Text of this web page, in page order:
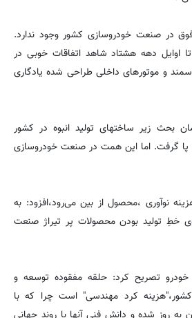
فوق در صنعت خودروسازی کشور وجود ندارد.
اوایل دهه هشتاد شاهد اتفاقات خوبی در
و مو‌تورهای داخلی طراحی شده یادگاری
بحث زیر ساختهای تولید انبوه در کشور
پا گرفت. اما این همت در صنعت خودر‌وسازی
نوآوری ،محصول از بین می‌رود،افزود: به
سال از روی خطِ تولید بودن محصولات پر تیراژ صنعت
تصریح کرد: حلقه مفقود‌ه توسعه و
کرد مهندسی" است چرا که با